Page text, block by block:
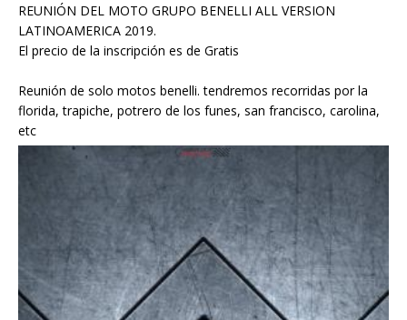
REUNIÓN DEL MOTO GRUPO BENELLI ALL VERSION
LATINOAMERICA 2019.
El precio de la inscripción es de Gratis
Reunión de solo motos benelli. tendremos recorridas por la
florida, trapiche, potrero de los funes, san francisco, carolina,
etc